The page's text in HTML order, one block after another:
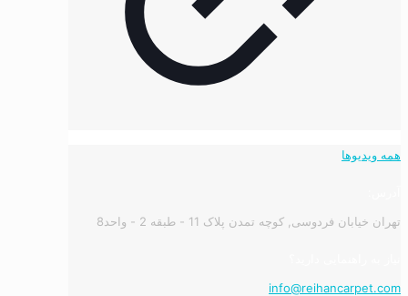
همه ویدیوها
تهران خیابان فردوسی, کوچه تمدن پلاک 11 - طبقه 2 - واحد8
info@reihancarpet.com